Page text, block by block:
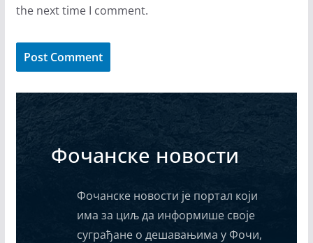
the next time I comment.
Фочанске новости
Фочанске новости је портал који
има за циљ да информише своје
суграђане о дешавањима у Фочи,